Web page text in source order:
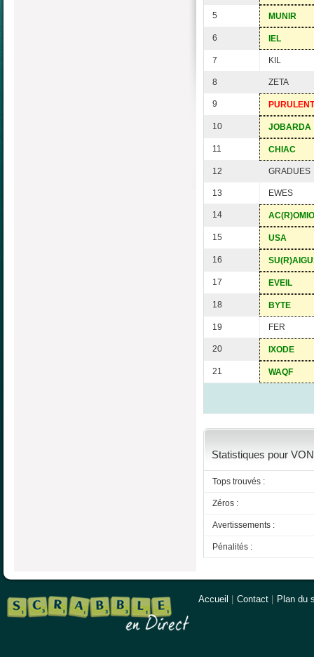
5 MUNIR
6 IEL
7 KIL
8 ZETA
9 PURULENT
10 JOBARDA
11 CHIAC
12 GRADUES
13 EWES
14
15 USA
16
17 EVEIL
18 BYTE
19 FER
20 IXODE
21 WAQF
Statistiques pour
Tops trouvés :
Zéros :
Avertissements :
Pénalités :
Accueil Contact Plan du